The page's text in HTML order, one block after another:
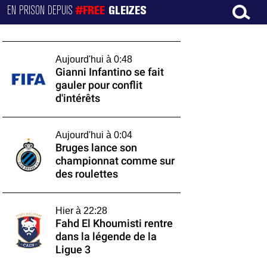
EN PRISON DEPUIS#FREE GLEIZES
Aujourd'hui à 0:48
Gianni Infantino se fait
gauler pour conflit
d'intérêts
Aujourd'hui à 0:04
Bruges lance son
championnat comme sur
des roulettes
Hier à 22:28
Fahd El Khoumisti rentre
dans la légende de la
Ligue 3